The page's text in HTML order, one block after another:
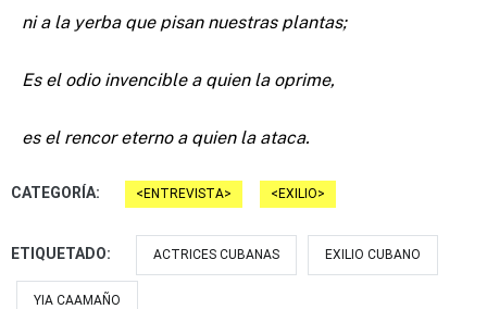
ni a la yerba que pisan nuestras plantas;
Es el odio invencible a quien la oprime,
es el rencor eterno a quien la ataca.
CATEGORÍA: ENTREVISTA EXILIO
ETIQUETADO: ACTRICES CUBANAS EXILIO CUBANO
YIA CAAMAÑO